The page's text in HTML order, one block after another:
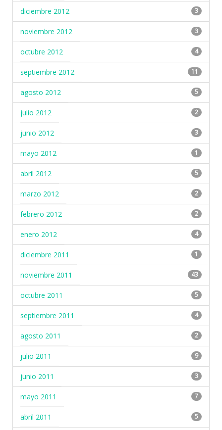
diciembre 2012 3
noviembre 2012 3
octubre 2012 4
septiembre 2012 11
agosto 2012 5
julio 2012 2
junio 2012 3
mayo 2012 1
abril 2012 5
marzo 2012 2
febrero 2012 2
enero 2012 4
diciembre 2011 1
noviembre 2011 43
octubre 2011 5
septiembre 2011 4
agosto 2011 2
julio 2011 9
junio 2011 3
mayo 2011 7
abril 2011 5